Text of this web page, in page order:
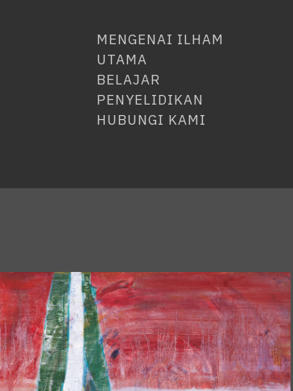
MENGENAI ILHAM
UTAMA
BELAJAR
PENYELIDIKAN
HUBUNGI KAMI